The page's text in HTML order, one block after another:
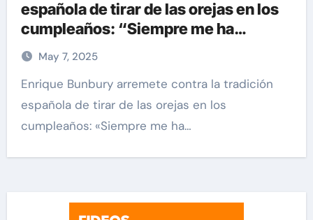
española de tirar de las orejas en los
cumpleaños: “Siempre me ha
parecido una mierda”
May 7, 2025
Enrique Bunbury arremete contra la tradición
española de tirar de las orejas en los
cumpleaños: «Siempre me ha…